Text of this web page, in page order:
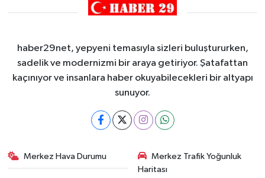
haber29net, yepyeni temasıyla sizleri buluştururken,
sadelik ve modernizmi bir araya getiriyor. Şatafattan
kaçınıyor ve insanlara haber okuyabilecekleri bir altyapı
sunuyor.
Merkez Hava Durumu
Merkez Trafik Yoğunluk
Haritası